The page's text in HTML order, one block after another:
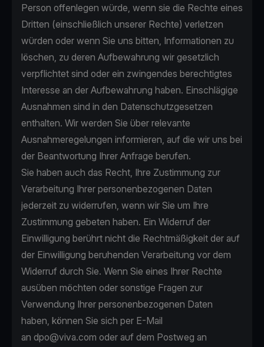
Person offenlegen würde, wenn sie die Rechte eines
Dritten (einschließlich unserer Rechte) verletzen
würden oder wenn Sie uns bitten, Informationen zu
löschen, zu deren Aufbewahrung wir gesetzlich
verpflichtet sind oder ein zwingendes berechtigtes
Interesse an der Aufbewahrung haben. Einschlägige
Ausnahmen sind in den Datenschutzgesetzen
enthalten. Wir werden Sie über relevante
Ausnahmeregelungen informieren, auf die wir uns bei
der Beantwortung Ihrer Anfrage berufen.
Sie haben auch das Recht, Ihre Zustimmung zur
Verarbeitung Ihrer personenbezogenen Daten
jederzeit zu widerrufen, wenn wir Sie um Ihre
Zustimmung gebeten haben. Ein Widerruf der
Einwilligung berührt nicht die Rechtmäßigkeit der auf
der Einwilligung beruhenden Verarbeitung vor dem
Widerruf durch Sie. Wenn Sie eines Ihrer Rechte
ausüben möchten oder sonstige Fragen zur
Verwendung Ihrer personenbezogenen Daten
haben, können Sie sich per E-Mail
an dpo@viva.com oder auf dem Postweg an